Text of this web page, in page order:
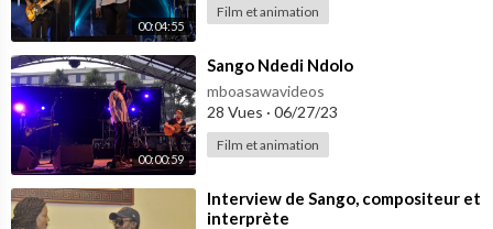
00:04:55
Film et animation
00:00:59
⁣Sango Ndedi Ndolo
mboasawavideos
28 Vues · 06/27/23
Film et animation
⁣Interview de Sango, compositeur et
interprète